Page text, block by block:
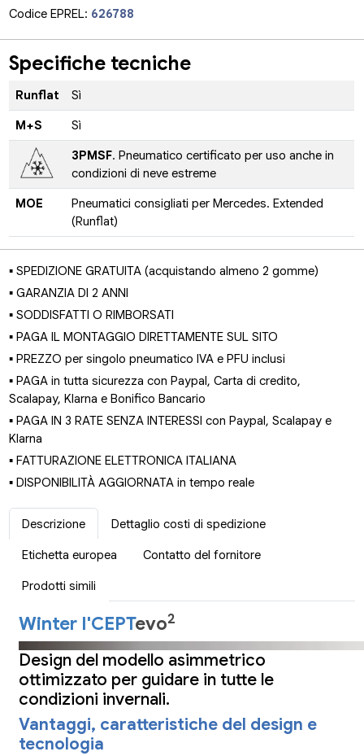
Codice EPREL: 626788
Specifiche tecniche
Runflat Sì
M+S Sì
3PMSF. Pneumatico certificato per uso anche in
condizioni di neve estreme
MOE
Pneumatici consigliati per Mercedes. Extended
(Runflat)
▪ SPEDIZIONE GRATUITA (acquistando almeno 2 gomme)
▪ GARANZIA DI 2 ANNI
▪ SODDISFATTI O RIMBORSATI
▪ PAGA IL MONTAGGIO DIRETTAMENTE SUL SITO
▪ PREZZO per singolo pneumatico IVA e PFU inclusi
▪ PAGA in tutta sicurezza con Paypal, Carta di credito,
Scalapay, Klarna e Bonifico Bancario
▪ PAGA IN 3 RATE SENZA INTERESSI con Paypal, Scalapay e
Klarna
▪ FATTURAZIONE ELETTRONICA ITALIANA
▪ DISPONIBILITÀ AGGIORNATA in tempo reale
Descrizione Dettaglio costi di spedizione
Etichetta europea Contatto del fornitore
Prodotti simili
Winter I'CEPTevo2
Design del modello asimmetrico
ottimizzato per guidare in tutte le
condizioni invernali.
Vantaggi, caratteristiche del design e
tecnologia